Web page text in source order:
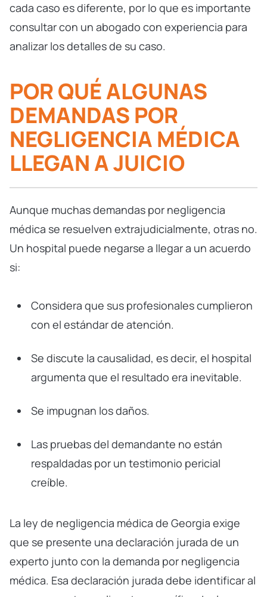
cada caso es diferente, por lo que es importante
consultar con un abogado con experiencia para
analizar los detalles de su caso.
POR QUÉ ALGUNAS
DEMANDAS POR
NEGLIGENCIA MÉDICA
LLEGAN A JUICIO
Aunque muchas demandas por negligencia
médica se resuelven extrajudicialmente, otras no.
Un hospital puede negarse a llegar a un acuerdo
si:
Considera que sus profesionales cumplieron
con el estándar de atención.
Se discute la causalidad, es decir, el hospital
argumenta que el resultado era inevitable.
Se impugnan los daños.
Las pruebas del demandante no están
respaldadas por un testimonio pericial
creíble.
La ley de negligencia médica de Georgia exige
que se presente una declaración jurada de un
experto junto con la demanda por negligencia
médica. Esa declaración jurada debe identificar al